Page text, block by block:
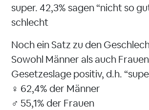
super. 42,3% sagen “nicht so
schlecht
Noch ein Satz zu den
Sowohl Männer als auch
Gesetzeslage positiv, d.h.
♀️ 62,4% der Männer
♂️ 55,1% der Frauen